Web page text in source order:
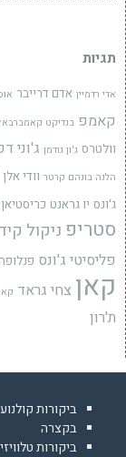
תגיות
אדי רדמיין אדם דרייבר
קאמפ בנדיקט
וולטרס ג'ון גודמן ג'וני
הלנה בונהם קרטר וודי אלן
ג'ונס יו גראנט
סטריפ ניקול
פליסיטי ג'ונס
קאן צחי גראד
ת'רון
ביקורות קולנוע
בקצרה
ביקורות